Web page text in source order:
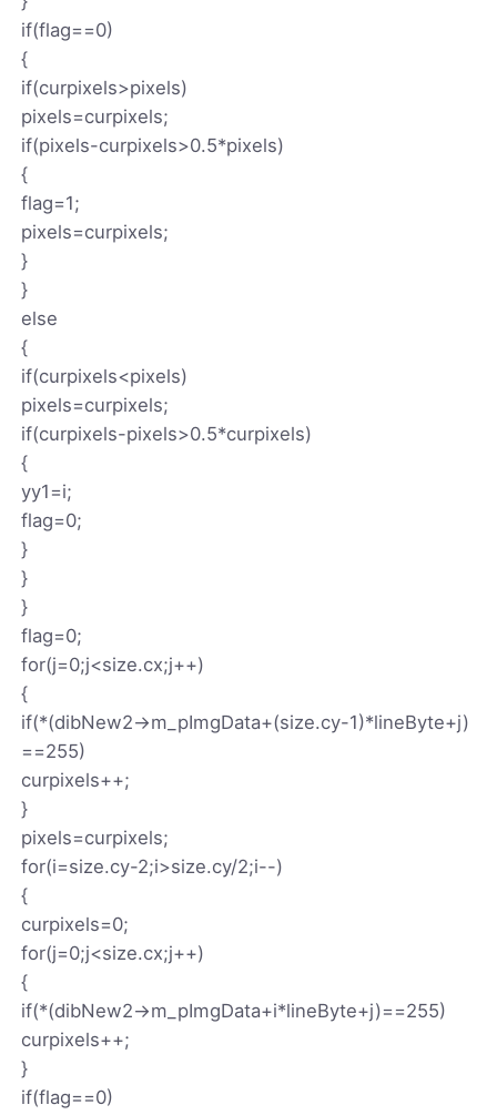
if(flag==0)
{
if(curpixels>pixels)
pixels=curpixels;
if(pixels-curpixels>0.5*pixels)
{
flag=1;
pixels=curpixels;
}
}
else
{
if(curpixels<pixels)
pixels=curpixels;
if(curpixels-pixels>0.5*curpixels)
{
yy1=i;
flag=0;
}
}
}
flag=0;
for(j=0;j<size.cx;j++)
{
if(*(dibNew2->m_pImgData+(size.cy-1)*lineByte+j)
==255)
curpixels++;
}
pixels=curpixels;
for(i=size.cy-2;i>size.cy/2;i--)
{
curpixels=0;
for(j=0;j<size.cx;j++)
{
if(*(dibNew2->m_pImgData+i*lineByte+j)==255)
curpixels++;
}
if(flag==0)